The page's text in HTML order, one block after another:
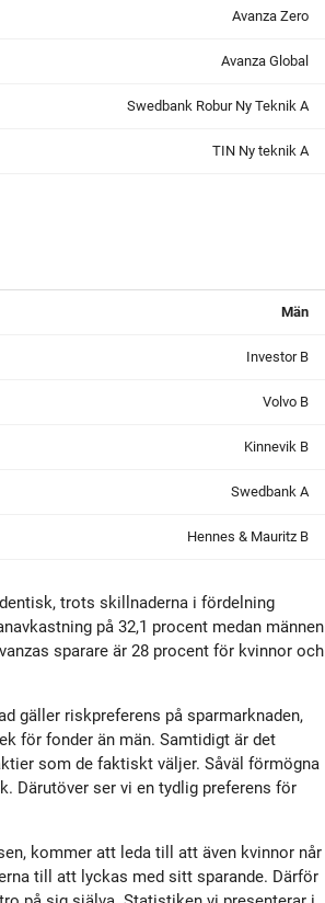
Avanza Zero
Avanza Global
Swedbank Robur Ny Teknik A
TIN Ny teknik A
Män
Investor B
Volvo B
Kinnevik B
Swedbank A
Hennes & Mauritz B
trots skillnaderna i fördelning
på 32,1 procent medan männen
sparare är 28 procent för kvinnor och
gäller riskpreferens på sparmarknaden,
för fonder än män. Samtidigt är det
som de faktiskt väljer. Såväl förmögna
Därutöver ser vi en tydlig preferens för
kommer att leda till att även kvinnor når
till att lyckas med sitt sparande. Därför